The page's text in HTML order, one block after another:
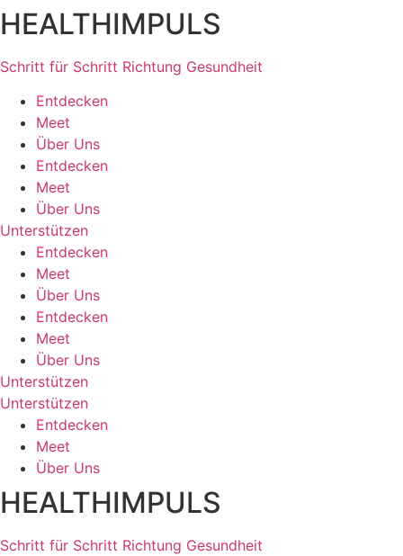
Zum
Inhalt
springen
HEALTHIMPULS
Schritt für Schritt Richtung Gesundheit
Entdecken
Meet
Über Uns
Entdecken
Meet
Über Uns
Unterstützen
Entdecken
Meet
Über Uns
Entdecken
Meet
Über Uns
Unterstützen
Unterstützen
Entdecken
Meet
Über Uns
HEALTHIMPULS
Schritt für Schritt Richtung Gesundheit